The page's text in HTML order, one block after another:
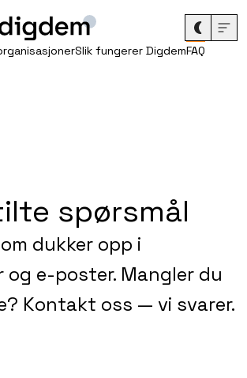
Slik fungerer DigdemFAQ
spørsmål
dukker opp i
og e-poster. Mangler du
Kontakt oss — vi svarer.